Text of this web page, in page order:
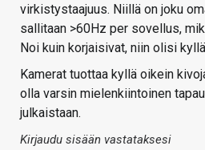
virkistystaajuus. Niillä on joku
sallitaan >60Hz per sovellus,
Noi kuin korjaisivat, niin olisi
Kamerat tuottaa kyllä oikein
olla varsin mielenkiintoinen
julkaistaan.
Kirjaudu sisään vastataksesi